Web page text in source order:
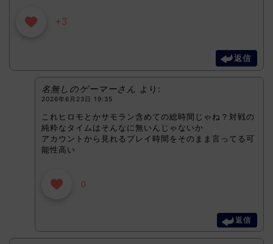
+3
返信
名無しのゲーマーさん より:
2026年6月23日 19:35
これヒロモとかサモラン含めての総時間じゃね？対戦の
純粋なタイムはそんなに無いんじゃないか
アカウントから見れるプレイ時間をそのまま言ってる可
能性高い
0
返信